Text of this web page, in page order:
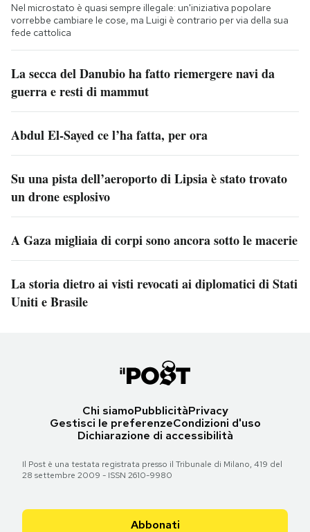
Nel microstato è quasi sempre illegale: un'iniziativa popolare
vorrebbe cambiare le cose, ma Luigi è contrario per via della sua
fede cattolica
La secca del Danubio ha fatto riemergere navi da
guerra e resti di mammut
Abdul El-Sayed ce l’ha fatta, per ora
Su una pista dell’aeroporto di Lipsia è stato trovato
un drone esplosivo
A Gaza migliaia di corpi sono ancora sotto le macerie
La storia dietro ai visti revocati ai diplomatici di Stati
Uniti e Brasile
Chi siamoPubblicitàPrivacy
Gestisci le preferenzeCondizioni d'uso
Dichiarazione di accessibilità
Il Post è una testata registrata presso il Tribunale di Milano, 419 del
28 settembre 2009 - ISSN 2610-9980
Abbonati